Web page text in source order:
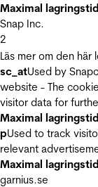
Maximal lagringstid
Snap Inc.
2
Läs mer om den här
sc_atUsed by
website - The
visitor data for
Maximal lagringstid
pUsed to track
relevant
Maximal lagringstid
garnius.se